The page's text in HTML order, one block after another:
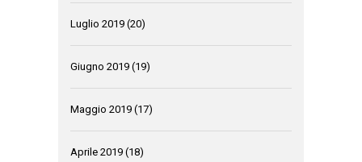
Luglio 2019 (20)
Giugno 2019 (19)
Maggio 2019 (17)
Aprile 2019 (18)